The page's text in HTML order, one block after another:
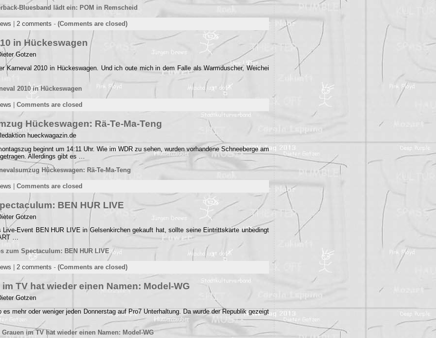
Bluesband lädt ein: POM in Remscheid
| 2 comments - (Comments are closed)
in Hückeswagen
Gotzen
Karneval 2010 in Hückeswagen. Und ich oute mich in dem Falle als Warmduscher, Weichei
2010 in Hückeswagen
Comments are closed
Hückeswagen: Rä-Te-Ma-Teng
hueckwagazin.de
beginnt um 14:11 Uhr. Wie im WDR zu sehen, wurden vorhandene Schneeberge am
Allerdings gibt es …
Hückeswagen: Rä-Te-Ma-Teng
| Comments are closed
BEN HUR LIVE
Gotzen
Live-Event BEN HUR LIVE in Gelsenkirchen gekauft hat, sollte seine Eintrittskarte unbedingt
…
zum Spectaculum: BEN HUR LIVE
2 comments - (Comments are closed)
TV hat wieder einen Namen: Model-WG
Gotzen
es mehr oder weniger jeden Donnerstag auf Pro7 Unterhaltung. Da wurde der Republik gezeigt
Grauen im TV hat wieder einen Namen: Model-WG